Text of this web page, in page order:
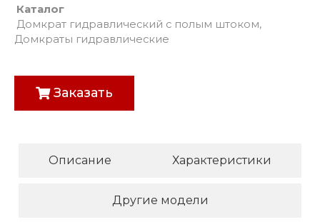
Каталог
Домкрат гидравлический с полым штоком,
Домкраты гидравлические
Заказать
Описание Характеристики
Другие модели